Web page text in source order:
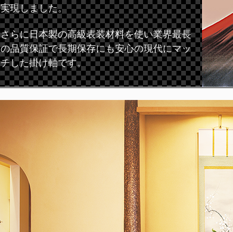
実現しました。
さらに日本製の高級表装材料を使い業界最長
の品質保証で長期保存にも安心の現代にマッ
チした掛け軸です。